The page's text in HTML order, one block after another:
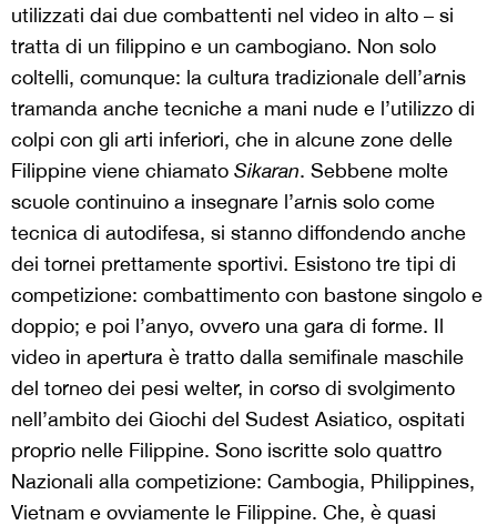
utilizzati dai due combattenti nel video in alto – si
tratta di un filippino e un cambogiano. Non solo
coltelli, comunque: la cultura tradizionale dell’arnis
tramanda anche tecniche a mani nude e l’utilizzo di
colpi con gli arti inferiori, che in alcune zone delle
Filippine viene chiamato Sikaran. Sebbene molte
scuole continuino a insegnare l’arnis solo come
tecnica di autodifesa, si stanno diffondendo anche
dei tornei prettamente sportivi. Esistono tre tipi di
competizione: combattimento con bastone singolo e
doppio; e poi l’anyo, ovvero una gara di forme. Il
video in apertura è tratto dalla semifinale maschile
del torneo dei pesi welter, in corso di svolgimento
nell’ambito dei Giochi del Sudest Asiatico, ospitati
proprio nelle Filippine. Sono iscritte solo quattro
Nazionali alla competizione: Cambogia, Philippines,
Vietnam e ovviamente le Filippine. Che, è quasi